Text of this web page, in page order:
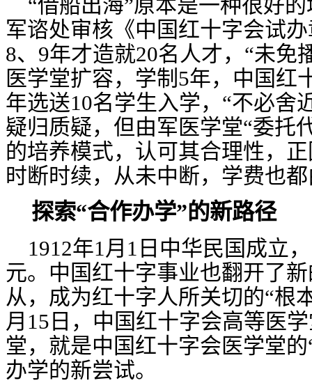
“借船出海”原本是一种很好
军谘处审核《中国红十字会试
8、 9年才造就20名人才，“未免
医学堂扩容，学制 5年，中国红
年选送10名学生入学，“不必舍
疑归质疑，但由军医学堂“委托
的培养模式，认可其合理性，
时断时续，从未中断，学费也
探索“合作办学”的新路径
1912年1月1日中华民国成立
元。中国红十字事业也翻开了
从，成为红十字人所关切的“根
月15日，中国红十字会高等医
堂，就是中国红十字会医学堂
办学的新尝试。